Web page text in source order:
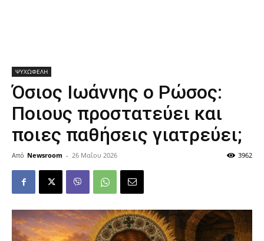
ΨΥΧΩΦΕΛΗ
Όσιος Ιωάννης ο Ρώσος:
Ποιους προστατεύει και
ποιες παθήσεις γιατρεύει;
Από Newsroom - 26 Μαΐου 2026 3962